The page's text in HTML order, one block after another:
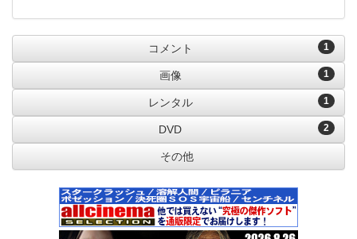
1
コメント
1
画像
1
レンタル
2
DVD
その他